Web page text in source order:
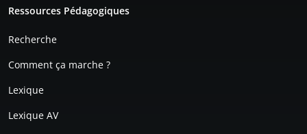
Ressources Pédagogiques
Recherche
Comment ça marche ?
Lexique
Lexique AV